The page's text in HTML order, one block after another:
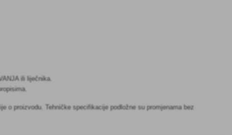
ili liječnika.
o proizvodu. Tehničke specifikacije podložne su promjenama bez